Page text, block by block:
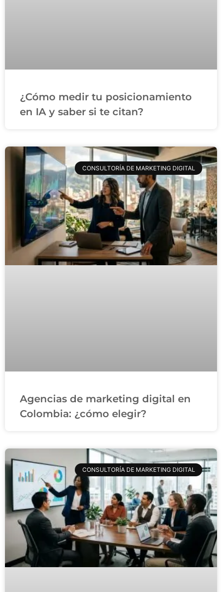
¿Cómo medir tu posicionamiento
en IA y saber si te citan?
CONSULTORÍA DE MARKETING DIGITAL
Agencias de marketing digital en
Colombia: ¿cómo elegir?
CONSULTORÍA DE MARKETING DIGITAL